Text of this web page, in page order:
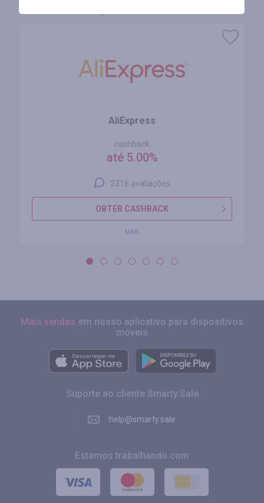
AliExpress
cashback
até 5.00%
2316 avaliações
OBTER CASHBACK
MAIS
Mais vendas em nosso aplicativo para dispositivos
móveis
Suporte ao cliente Smarty.Sale
help@smarty.sale
Estamos trabalhando com